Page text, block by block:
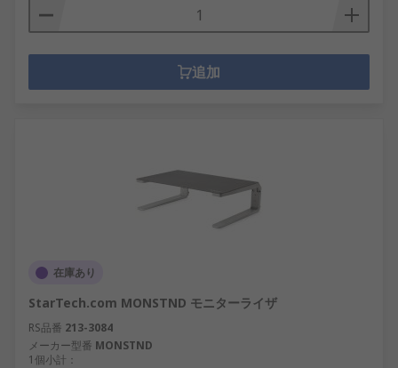
追加
在庫あり
StarTech.com MONSTND モニターライザ
RS品番 213-3084
メーカー型番 MONSTND
1個小計：